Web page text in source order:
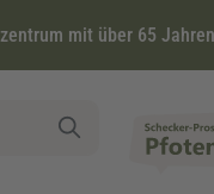
mit über 65